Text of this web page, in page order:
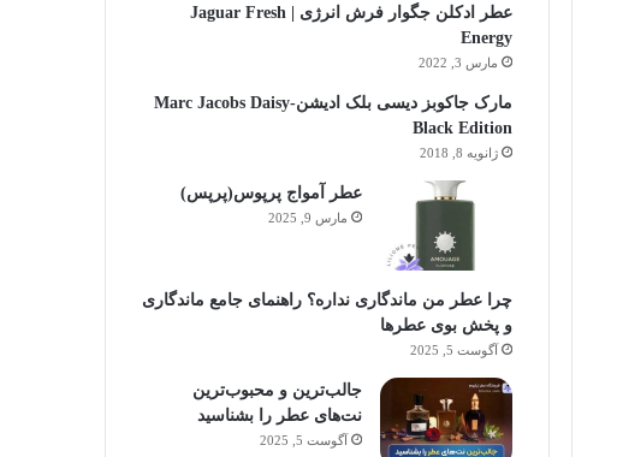
عطر ادکلن جگوار فرش انرژی | Jaguar Fresh
Energy
مارس 3, 2022
مارک جاکوبز دیسی بلک ادیشن-Marc Jacobs Daisy
Black Edition
ژانویه 8, 2018
عطر آمواج پرپوس(پرپس)
مارس 9, 2025
چرا عطر من ماندگاری نداره؟ راهنمای جامع ماندگاری
و پخش بوی عطرها
آگوست 5, 2025
جالب‌ترین و محبوب‌ترین
نت‌های عطر را بشناسید
آگوست 5, 2025